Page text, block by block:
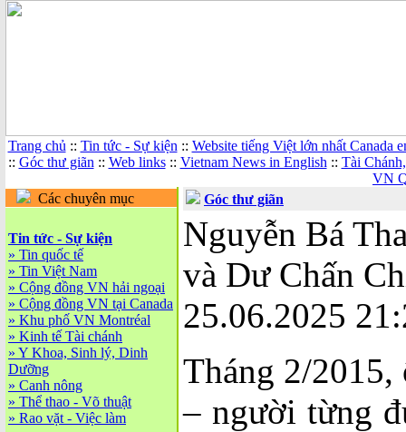
Trang chủ :: Tin tức - Sự kiện :: Website tiếng Việt lớn nhất Canada
:: Góc thư giãn :: Web links:: Vietnam News in English :: Tài
VN
Các chuyên mục
Tin tức - Sự kiện
» Tin quốc tế
» Tin Việt Nam
» Cộng đồng VN hải ngoại
» Cộng đồng VN tại Canada
» Khu phố VN Montréal
» Kinh tế Tài chánh
» Y Khoa, Sinh lý, Dinh
Dưỡng
» Canh nông
» Thể thao - Võ thuật
» Rao vặt - Việc làm
Góc thư giãn
Nguyễn Bá
và Dư Chấn
25.06.2025
Tháng 2/2015,
– người từng